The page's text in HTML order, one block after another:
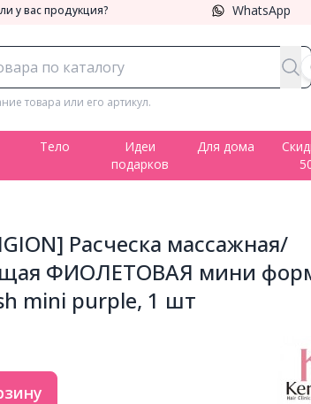
у вас продукция? WhatsApp
товара или его артикул.
Тело
Идеи
подарков
Для дома
Расческа массажная/
ФИОЛЕТОВАЯ мини
mini purple, 1 шт